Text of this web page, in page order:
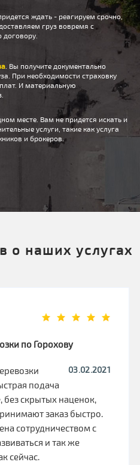
ждать - реагируем срочно,
груз вовремя с
. Вы получите документально
При необходимости страховку
И материальную
месте. Вам не придется искать и
услуги, такие как услуга
и брокеров.
о наших услугах
по Горохову
03.02.2021
подача
скрытых наценок,
заказ быстро.
сотрудничеством с
и так же
сейчас.